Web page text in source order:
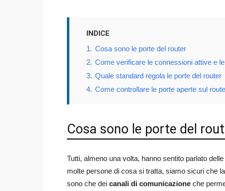
INDICE
1. Cosa sono le porte del router
2. Come verificare le connessioni attive e
3. Quale standard regola le porte del router
4. Come controllare le porte aperte sul
Cosa sono le porte del
Tutti, almeno una volta, hanno sentito parlato delle
molte persone di cosa si tratta, siamo sicuri che
sono che dei canali di comunicazione che